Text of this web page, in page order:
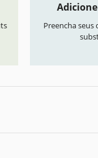
Preencha seus